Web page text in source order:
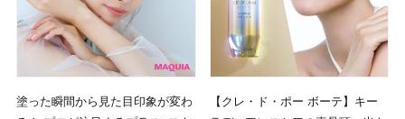
塗った瞬間から見た目印象が変わ
【クレ・ド・ポー ボーテ】キー